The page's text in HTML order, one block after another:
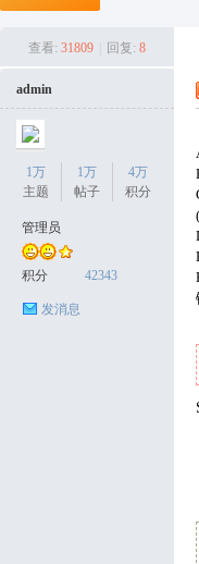
查看: 31809 回复: 8
admin
1万
主题
1万
帖子
4万
积分
管理员
积分 42343
发消息